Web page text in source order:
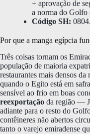
+ aprovação de
a norma do Golfo
Código SH:
Por que a manga egípcia
Três coisas tornam os
população de maioria
restaurantes mais densos
quando o Egito está em
sensível ao frio em boas
reexportação da região —
adiante para o resto do
contêineres não abertos
tanto o varejo emiradense